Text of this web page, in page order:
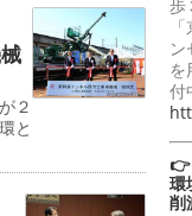
２
と
歩
を
付
👉
環
削